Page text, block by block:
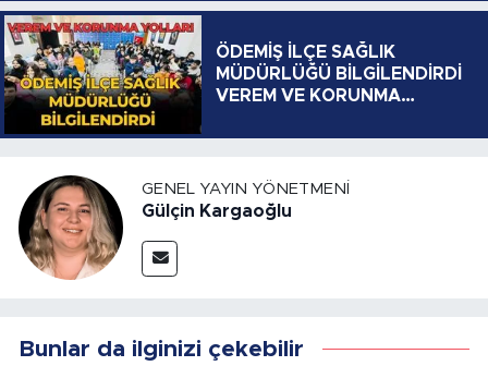
ÖDEMİŞ İLÇE SAĞLIK
MÜDÜRLÜĞÜ BİLGİLENDİRDİ
VEREM VE KORUNMA
GENEL YAYIN YÖNETMENI
Gülçin Kargaoğlu
Bunlar da ilginizi çekebilir